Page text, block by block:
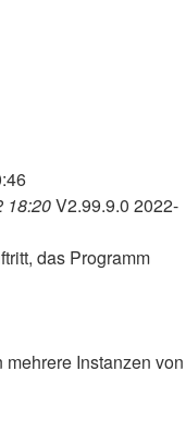
18:20V2.99.9.0 2022-
das Programm
Instanzen von